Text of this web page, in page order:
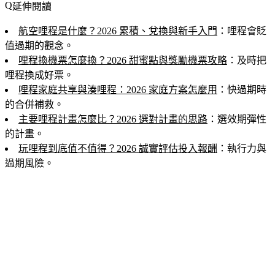
延伸閱讀
航空哩程是什麼？2026 累積、兌換與新手入門 ：哩程會貶
值過期的觀念。
哩程換機票怎麼換？2026 甜蜜點與獎勵機票攻略 ：及時把
哩程換成好票。
哩程家庭共享與湊哩程：2026 家庭方案怎麼用 ：快過期時
的合併補救。
主要哩程計畫怎麼比？2026 選對計畫的思路 ：選效期彈性
的計畫。
玩哩程到底值不值得？2026 誠實評估投入報酬 ：執行力與
過期風險。